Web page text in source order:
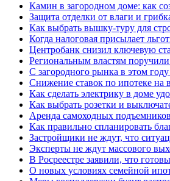
Камин в загородном доме: как
Защита отделки от влаги и
Как выбрать вышку-туру для
Когда налоговая присылает
Центробанк снизил ключевую
Региональным властям
С загородного рынка в этом
Снижение ставок по ипотеке на
Как сделать электрику в доме
Как выбрать розетки и
Аренда самоходных
Как правильно спланировать
Застройщики не ждут, что
Эксперты не ждут массового
В Росреестре заявили, что
О новых условиях семейной